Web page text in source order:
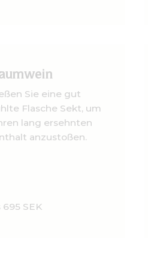
Sie eine gut
Flasche Sekt, um
lang ersehnten
anzustoßen.
695 SEK